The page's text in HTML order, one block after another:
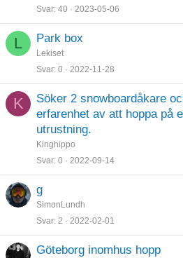
Svar 40 2023-05-06
L Park box
Lekiset
Svar 0 2022-11-28
K
Söker 2 snowboardåkare
erfarenhet av att hoppa på
utrustning.
Kinghippo
Svar 0 2022-09-14
g
SimonLundh
Svar 2 2022-02-01
Göteborg inomhus hopp